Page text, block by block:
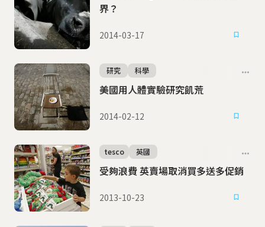
界？
2014-03-17
美國用人體實驗研究飢荒
研究 科學
2014-02-12
受夠浪費 英賣場取消買多送多促銷
tesco 英國
2013-10-23